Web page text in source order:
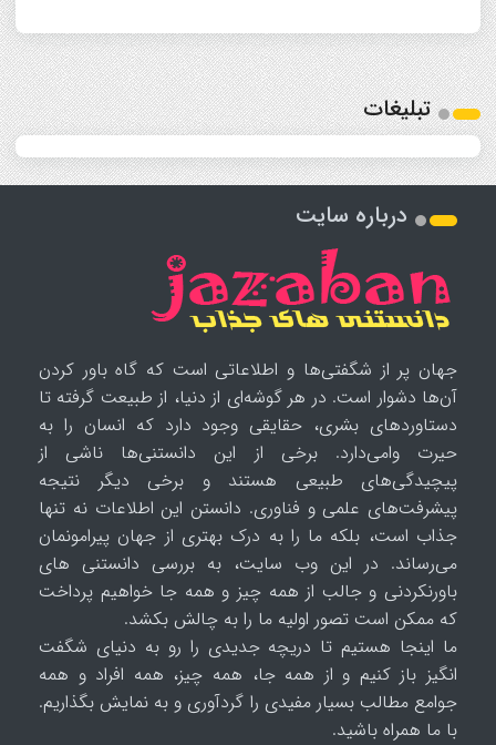
تبلیغات
درباره سایت
جهان پر از شگفتی‌ها و اطلاعاتی است که گاه باور کردن
آن‌ها دشوار است. در هر گوشه‌ای از دنیا، از طبیعت گرفته تا
دستاوردهای بشری، حقایقی وجود دارد که انسان را به
حیرت وامی‌دارد. برخی از این دانستنی‌ها ناشی از
پیچیدگی‌های طبیعی هستند و برخی دیگر نتیجه
پیشرفت‌های علمی و فناوری. دانستن این اطلاعات نه تنها
جذاب است، بلکه ما را به درک بهتری از جهان پیرامونمان
می‌رساند. در این وب سایت، به بررسی دانستنی های
باورنکردنی و جالب از همه چیز و همه جا خواهیم پرداخت
که ممکن است تصور اولیه ما را به چالش بکشد.
ما اینجا هستیم تا دریچه جدیدی را رو به دنیای شگفت
انگیز باز کنیم و از همه جا، همه چیز، همه افراد و همه
جوامع مطالب بسیار مفیدی را گردآوری و به نمایش بگذاریم.
با ما همراه باشید.